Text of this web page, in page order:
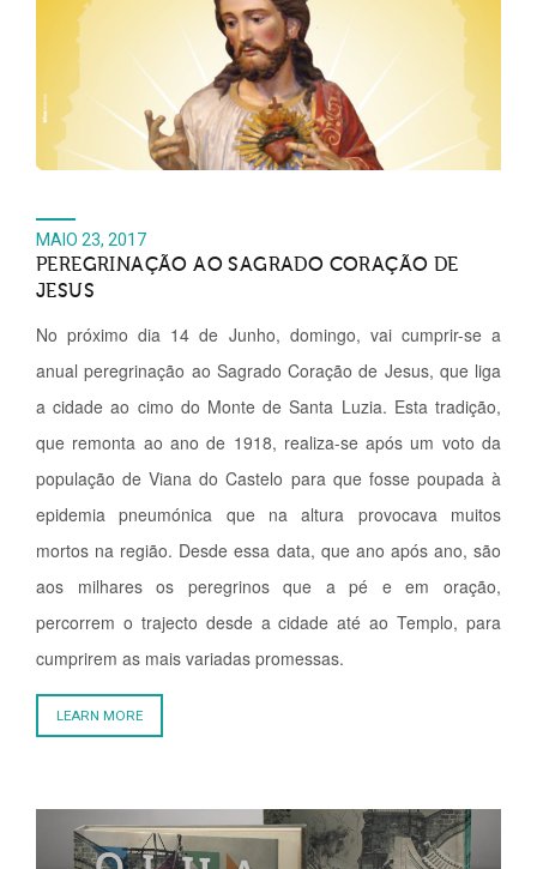
MAIO 23, 2017
PEREGRINAÇÃO AO SAGRADO CORAÇÃO DE
JESUS
No próximo dia 14 de Junho, domingo, vai cumprir-se a
anual peregrinação ao Sagrado Coração de Jesus, que liga
a cidade ao cimo do Monte de Santa Luzia. Esta tradição,
que remonta ao ano de 1918, realiza-se após um voto da
população de Viana do Castelo para que fosse poupada à
epidemia pneumónica que na altura provocava muitos
mortos na região. Desde essa data, que ano após ano, são
aos milhares os peregrinos que a pé e em oração,
percorrem o trajecto desde a cidade até ao Templo, para
cumprirem as mais variadas promessas.
LEARN MORE